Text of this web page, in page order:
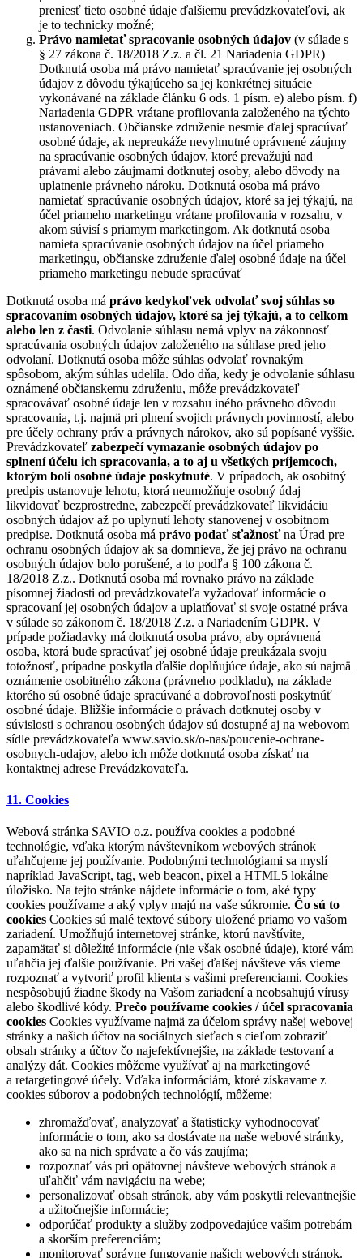
preniesť tieto osobné údaje ďalšiemu prevádzkovateľovi, ak
je to technicky možné;
Právo namietať spracovanie osobných údajov (v súlade s
§ 27 zákona č. 18/2018 Z.z. a čl. 21 Nariadenia GDPR)
Dotknutá osoba má právo namietať spracúvanie jej osobných
údajov z dôvodu týkajúceho sa jej konkrétnej situácie
vykonávané na základe článku 6 ods. 1 písm. e) alebo písm. f)
Nariadenia GDPR vrátane profilovania založeného na týchto
ustanoveniach. Občianske združenie nesmie ďalej spracúvať
osobné údaje, ak nepreukáže nevyhnutné oprávnené záujmy
na spracúvanie osobných údajov, ktoré prevažujú nad
právami alebo záujmami dotknutej osoby, alebo dôvody na
uplatnenie právneho nároku. Dotknutá osoba má právo
namietať spracúvanie osobných údajov, ktoré sa jej týkajú, na
účel priameho marketingu vrátane profilovania v rozsahu, v
akom súvisí s priamym marketingom. Ak dotknutá osoba
namieta spracúvanie osobných údajov na účel priameho
marketingu, občianske združenie ďalej osobné údaje na účel
priameho marketingu nebude spracúvať
Dotknutá osoba má právo kedykoľvek odvolať svoj súhlas so
spracovaním osobných údajov, ktoré sa jej týkajú, a to celkom
alebo len z časti. Odvolanie súhlasu nemá vplyv na zákonnosť
spracúvania osobných údajov založeného na súhlase pred jeho
odvolaní. Dotknutá osoba môže súhlas odvolať rovnakým
spôsobom, akým súhlas udelila. Odo dňa, kedy je odvolanie súhlasu
oznámené občianskemu združeniu, môže prevádzkovateľ
spracovávať osobné údaje len v rozsahu iného právneho dôvodu
spracovania, t.j. najmä pri plnení svojich právnych povinností, alebo
pre účely ochrany práv a právnych nárokov, ako sú popísané vyššie.
Prevádzkovateľ zabezpečí vymazanie osobných údajov po
splnení účelu ich spracovania, a to aj u všetkých príjemcoch,
ktorým boli osobné údaje poskytnuté. V prípadoch, ak osobitný
predpis ustanovuje lehotu, ktorá neumožňuje osobný údaj
likvidovať bezprostredne, zabezpečí prevádzkovateľ likvidáciu
osobných údajov až po uplynutí lehoty stanovenej v osobitnom
predpise. Dotknutá osoba má právo podať sťažnosťna Úrad pre
ochranu osobných údajov ak sa domnieva, že jej právo na ochranu
osobných údajov bolo porušené, a to podľa § 100 zákona č.
18/2018 Z.z.. Dotknutá osoba má rovnako právo na základe
písomnej žiadosti od prevádzkovateľa vyžadovať informácie o
spracovaní jej osobných údajov a uplatňovať si svoje ostatné práva
v súlade so zákonom č. 18/2018 Z.z. a Nariadením GDPR. V
prípade požiadavky má dotknutá osoba právo, aby oprávnená
osoba, ktorá bude spracúvať jej osobné údaje preukázala svoju
totožnosť, prípadne poskytla ďalšie doplňujúce údaje, ako sú najmä
oznámenie osobitného zákona (právneho podkladu), na základe
ktorého sú osobné údaje spracúvané a dobrovoľnosti poskytnúť
osobné údaje. Bližšie informácie o právach dotknutej osoby v
súvislosti s ochranou osobných údajov sú dostupné aj na webovom
sídle prevádzkovateľa www.savio.sk/o-nas/poucenie-ochrane-
osobnych-udajov, alebo ich môže dotknutá osoba získať na
kontaktnej adrese Prevádzkovateľa.
11. Cookies
Webová stránka SAVIO o.z. používa cookies a podobné
technológie, vďaka ktorým návštevníkom webových stránok
uľahčujeme jej používanie. Podobnými technológiami sa myslí
napríklad JavaScript, tag, web beacon, pixel a HTML5 lokálne
úložisko. Na tejto stránke nájdete informácie o tom, aké typy
cookies používame a aký vplyv majú na vaše súkromie. Čo sú to
cookies Cookies sú malé textové súbory uložené priamo vo vašom
zariadení. Umožňujú internetovej stránke, ktorú navštívite,
zapamätať si dôležité informácie (nie však osobné údaje), ktoré vám
uľahčia jej ďalšie používanie. Pri vašej ďalšej návšteve vás vieme
rozpoznať a vytvoriť profil klienta s vašimi preferenciami. Cookies
nespôsobujú žiadne škody na Vašom zariadení a neobsahujú vírusy
alebo škodlivé kódy. Prečo používame cookies / účel spracovania
cookies Cookies využívame najmä za účelom správy našej webovej
stránky a našich účtov na sociálnych sieťach s cieľom zobraziť
obsah stránky a účtov čo najefektívnejšie, na základe testovaní a
analýzy dát. Cookies môžeme využívať aj na marketingové
a retargetingové účely. Vďaka informáciám, ktoré získavame z
cookies súborov a podobných technológií, môžeme:
zhromažďovať, analyzovať a štatisticky vyhodnocovať
informácie o tom, ako sa dostávate na naše webové stránky,
ako sa na nich správate a čo vás zaujíma;
rozpoznať vás pri opätovnej návšteve webových stránok a
uľahčiť vám navigáciu na webe;
personalizovať obsah stránok, aby vám poskytli relevantnejšie
a užitočnejšie informácie;
odporúčať produkty a služby zodpovedajúce vašim potrebám
a skorším preferenciám;
monitorovať správne fungovanie našich webových stránok.